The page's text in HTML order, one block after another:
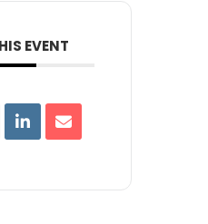
EVENT